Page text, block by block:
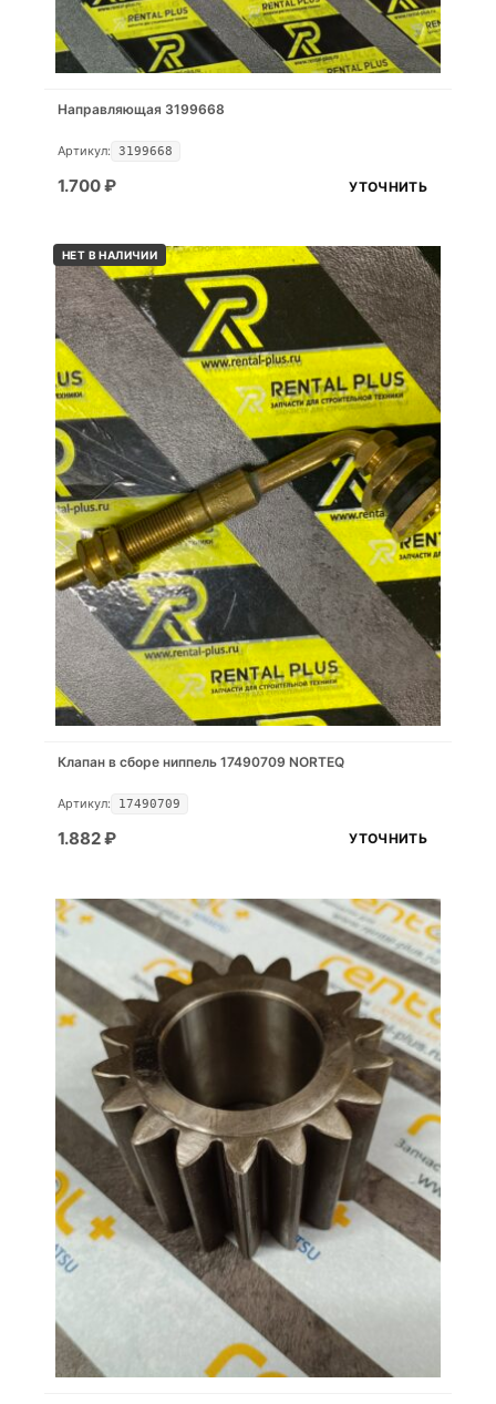
Направляющая 3199668
Артикул: 3199668
1.700₽ УТОЧНИТЬ
НЕТ В НАЛИЧИИ
Клапан в сборе ниппель 17490709 NORTEQ
Артикул: 17490709
1.882₽ УТОЧНИТЬ